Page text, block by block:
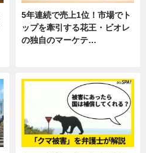
5年連続で売上1位！市場でト
ップを牽引する花王・ビオレ
の独自のマーケテ…